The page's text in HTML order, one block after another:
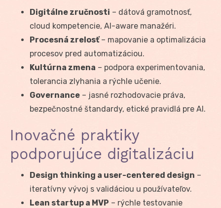
Digitálne zručnosti – dátová gramotnosť,
cloud kompetencie, AI-aware manažéri.
Procesná zrelosť– mapovanie a optimalizácia
procesov pred automatizáciou.
Kultúrna zmena – podpora experimentovania,
tolerancia zlyhania a rýchle učenie.
Governance – jasné rozhodovacie práva,
bezpečnostné štandardy, etické pravidlá pre AI.
Inovačné praktiky
podporujúce digitalizáciu
Design thinking a user-centered design –
iteratívny vývoj s validáciou u používateľov.
Lean startup a MVP – rýchle testovanie